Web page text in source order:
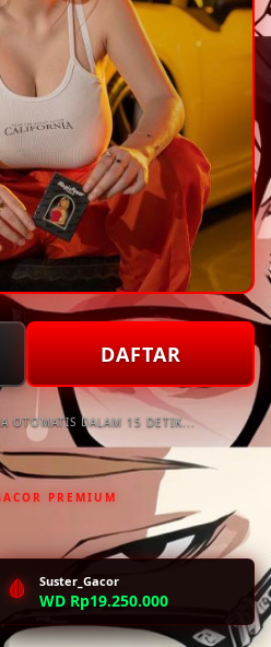
🩸 Suster_Gacor
WD Rp19.250.000
DAFTAR
OTOMATIS DALAM 15 DETIK...
PREMIUM